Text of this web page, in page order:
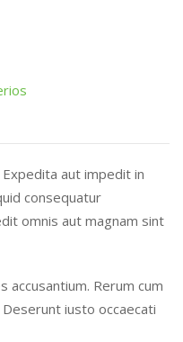
aut impedit in
consequatur
omnis aut magnam sint
accusantium. Rerum cum
iusto occaecati